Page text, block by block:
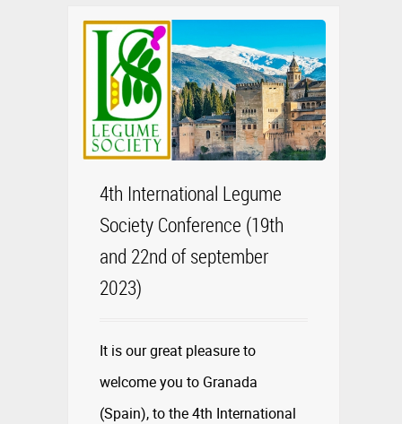
4th International Legume
Society Conference (19th
and 22nd of september
2023)
It is our great pleasure to
welcome you to Granada
(Spain), to the 4th International